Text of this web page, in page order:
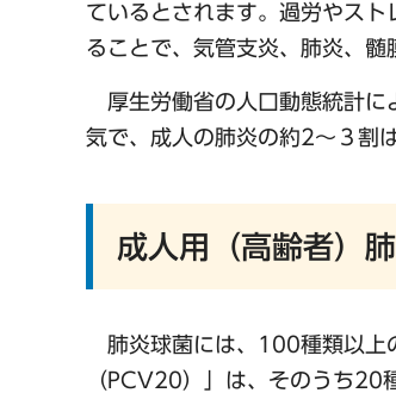
ているとされます。過労やス
ることで、気管支炎、肺炎、髄
厚生労働省の人口動態統計に
気で、成人の肺炎の約2～３割
成人用（高齢者）
肺炎球菌には、100種類以上
（PCV20）」は、そのうち20